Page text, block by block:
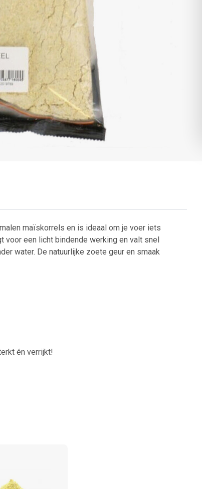
maïskorrels en is ideaal om je voer iets
voor een licht bindende werking en valt snel
water. De natuurlijke zoete geur en smaak
én verrijkt!